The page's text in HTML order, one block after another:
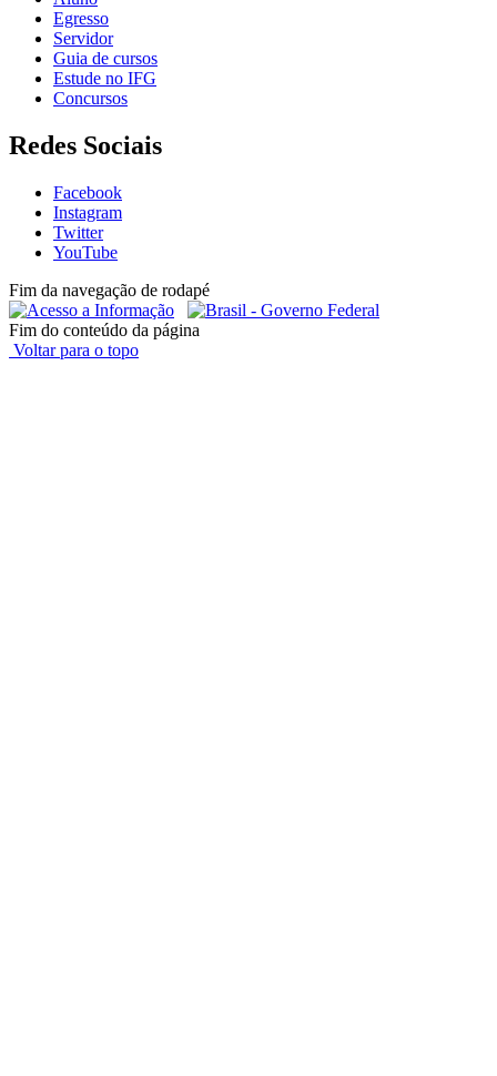
Egresso
Servidor
Guia de cursos
Estude no IFG
Concursos
Redes Sociais
Facebook
Instagram
Twitter
YouTube
Fim da navegação de rodapé
Fim do conteúdo da página
Voltar para o topo